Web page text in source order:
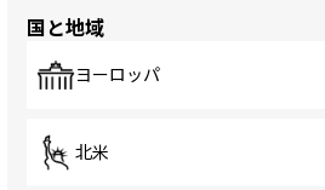
国と地域
ヨーロッパ
北米